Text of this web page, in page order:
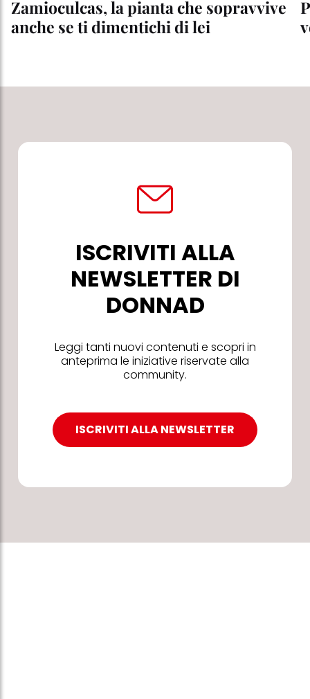
Zamioculcas, la pianta che sopravvive
anche se ti dimentichi di lei
ISCRIVITI ALLA
NEWSLETTER DI
DONNAD
Leggi tanti nuovi contenuti e scopri in
anteprima le iniziative riservate alla
community.
ISCRIVITI ALLA NEWSLETTER